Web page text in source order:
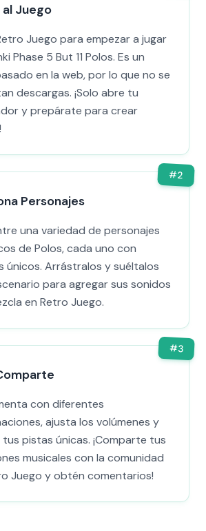
Juego
Juego para empezar a jugar
Phase 5 But 11 Polos. Es un
en la web, por lo que no se
descargas. ¡Solo abre tu
y prepárate para crear
#2
Personajes
una variedad de personajes
de Polos, cada uno con
únicos. Arrástralos y suéltalos
para agregar sus sonidos
en Retro Juego.
#3
con diferentes
ajusta los volúmenes y
pistas únicas. ¡Comparte tus
musicales con la comunidad
Juego y obtén comentarios!